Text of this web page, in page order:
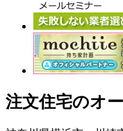
注文住宅のオ